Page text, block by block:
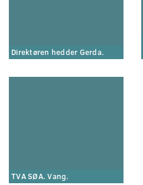
Direktøren hedder Gerda.
TVA SØA. Vang.